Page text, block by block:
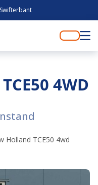
4WD
Holland TCE50 4wd